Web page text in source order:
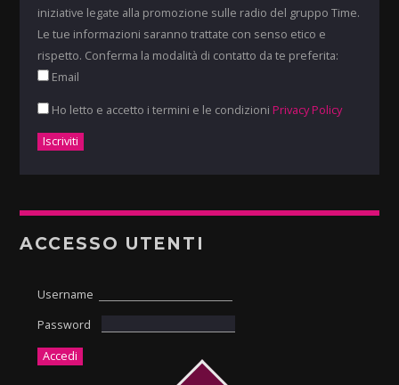
iniziative legate alla promozione sulle radio del gruppo Time.
Le tue informazioni saranno trattate con senso etico e
rispetto. Conferma la modalità di contatto da te preferita:
Email
Ho letto e accetto i termini e le condizioni Privacy Policy
ACCESSO UTENTI
Username
Password